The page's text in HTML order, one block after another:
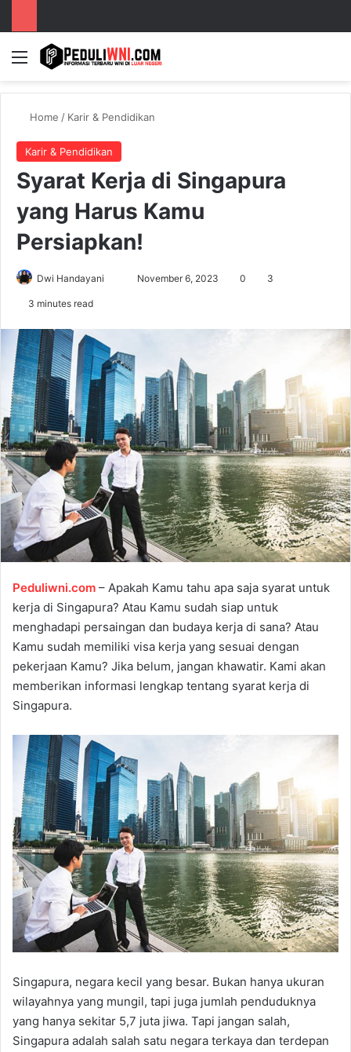
Menu
Home / Karir & Pendidikan
Karir & Pendidikan
Syarat Kerja di Singapura
yang Harus Kamu
Persiapkan!
Dwi Handayani
a
n
e
m
a
i
l
November 6, 2023 0 3
3 minutes read
Peduliwni.com – Apakah Kamu tahu apa saja syarat untuk
kerja di Singapura? Atau Kamu sudah siap untuk
menghadapi persaingan dan budaya kerja di sana? Atau
Kamu sudah memiliki visa kerja yang sesuai dengan
pekerjaan Kamu? Jika belum, jangan khawatir. Kami akan
memberikan informasi lengkap tentang syarat kerja di
Singapura.
Singapura, negara kecil yang besar. Bukan hanya ukuran
wilayahnya yang mungil, tapi juga jumlah penduduknya
yang hanya sekitar 5,7 juta jiwa. Tapi jangan salah,
Singapura adalah salah satu negara terkaya dan terdepan